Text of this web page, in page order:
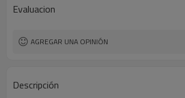
Evaluacion
AGREGAR UNA OPINIÓN
Descripción